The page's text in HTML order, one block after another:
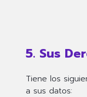
5. Sus
Tiene los
a sus datos: